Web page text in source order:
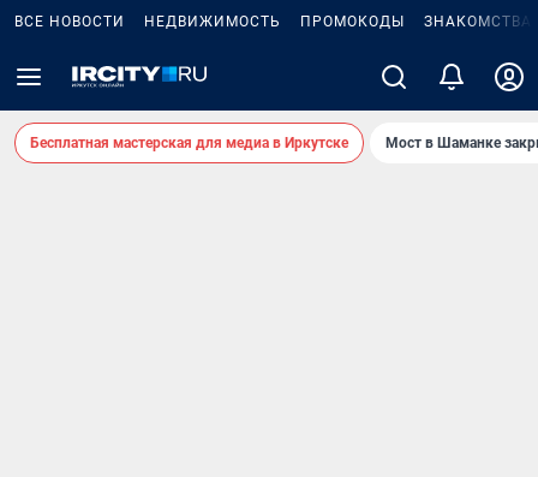
ВСЕ НОВОСТИ НЕДВИЖИМОСТЬ ПРОМОКОДЫ ЗНАКОМСТВА
Бесплатная мастерская для медиа в Иркутске Мост в Шаманке